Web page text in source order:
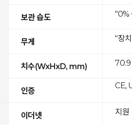
보관 습도
무게
치수(WxHxD, mm)
인증
이더넷
"0%
"장
70.9
CE,
지